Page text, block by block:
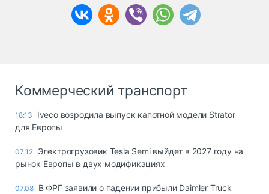
Коммерческий транспорт
18:13
Iveco возродила выпуск капотной модели Strator
для Европы
07:12 Электрогрузовик Tesla Semi выйдет в 2027 году на
рынок Европы в двух модификациях
07.08 В ФРГ заявили о падении прибыли Daimler Truck